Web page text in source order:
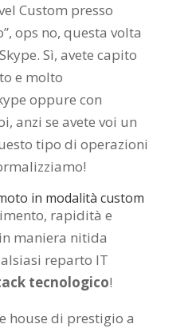
Custom presso
ops no, questa volta
Sì, avete capito
e molto
oppure con
anzi se avete voi un
tipo di operazioni
in modalità custom
rapidità e
maniera nitida
reparto IT
tecnologico!
house di prestigio a